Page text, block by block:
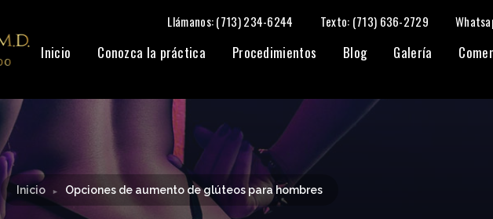
Llámanos: (713) 234-6244 Texto: (713) 636-2729
Inicio Conozca la práctica Procedimientos Blog Galería
Inicio ► Opciones de aumento de glúteos para hombres